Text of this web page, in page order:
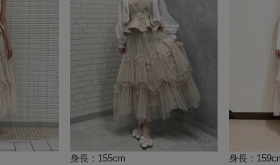
身長：155cm 身長：